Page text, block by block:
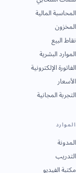
المحاسبة المالية
المخزون
نقاط البيع
الموارد البشرية
الفاتورة الإلكترونية
الأسعار
التجربة المجانية
الموارد
المدونة
التدريب
مكتبة الفيديو